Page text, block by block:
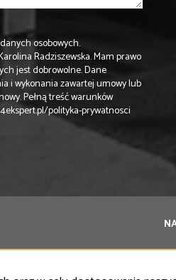
osobowych.
Radziszewska. Mam prawo
jest dobrowolne. Dane
i wykonania zawartej umowy lub
Pełną treść warunków
polityka-prywatnosci